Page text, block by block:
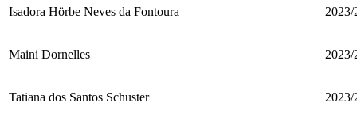
Isadora Hörbe Neves da Fontoura 2023/
Maini Dornelles 2023/
Tatiana dos Santos Schuster 2023/